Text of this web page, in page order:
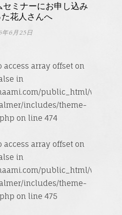
ミナーにお申し込み
た花人さんへ
年6月25日
access array offset on
in
public_html/wp-
includes/theme-
on line 474
access array offset on
in
public_html/wp-
includes/theme-
on line 475